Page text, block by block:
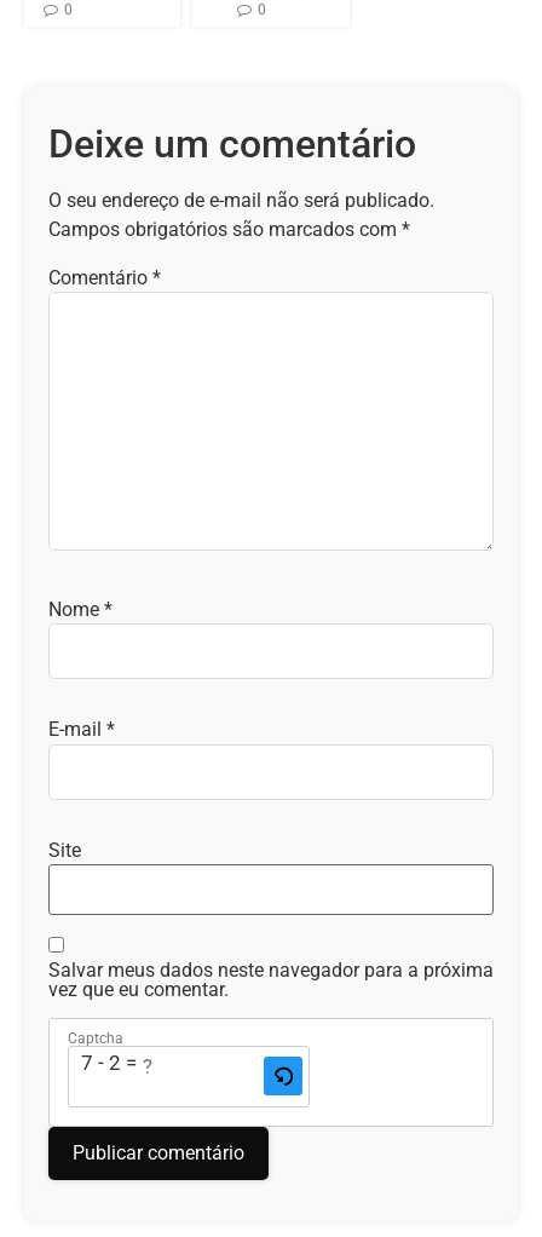
0
0
Deixe um comentário
O seu endereço de e-mail não será publicado.
Campos obrigatórios são marcados com *
Comentário *
Nome *
E-mail *
Site
Salvar meus dados neste navegador para a próxima
vez que eu comentar.
Captcha
7 - 2 = ?